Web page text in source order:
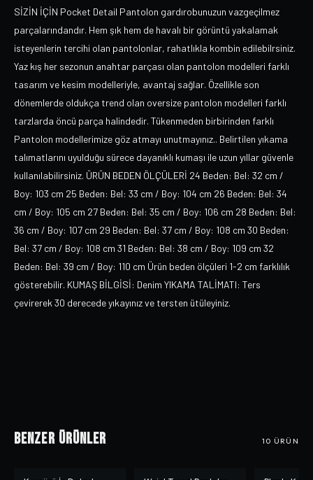
SİZİN İÇİN Pocket Detail Pantolon gardırobunuzun vazgeçilmez
parçalarındandır. Hem şık hem de havalı bir görüntü yakalamak
isteyenlerin tercihi olan pantolonlar, rahatlıkla kombin edilebilrsiniz.
Yaz kış her sezonun anahtar parçası olan pantolon modelleri farklı
tasarım ve kesim modelleriyle, avantaj sağlar. Özellikle son
dönemlerde oldukça trend olan oversize pantolon modelleri farklı
tarzlarda öncü parça halindedir. Tükenmeden birbirinden farklı
Pantolon modellerimize göz atmayı unutmayınız.. Belirtilen yıkama
talımatlarını uyulduğu sürece dayanıklı kumaşı ile uzun yıllar güvenle
kullanılabilirsiniz. ÜRÜN BEDEN ÖLÇÜLERİ 24 Beden: Bel: 32 cm /
Boy: 103 cm 25 Beden: Bel: 33 cm / Boy: 104 cm 26 Beden: Bel: 34
cm / Boy: 105 cm 27 Beden: Bel: 35 cm / Boy: 106 cm 28 Beden: Bel:
36 cm / Boy: 107 cm 29 Beden: Bel: 37 cm / Boy: 108 cm 30 Beden:
Bel: 37 cm / Boy: 108 cm 31 Beden: Bel: 38 cm / Boy: 109 cm 32
Beden: Bel: 39 cm / Boy: 110 cm Ürün beden ölçüleri 1-2 cm farklılık
gösterebilir. KUMAŞ BİLGİSİ: Denim YIKAMA TALİMATI: Ters
çevirerek 30 derecede yıkayınız ve tersten ütüleyiniz.
Benzer Ürünler 10 ÜRÜN